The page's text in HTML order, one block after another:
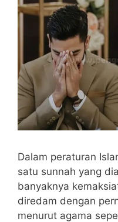
Dalam peraturan
satu sunnah yang
banyaknya
diredam dengan
menurut agama